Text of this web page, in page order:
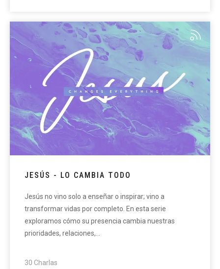
JESÚS - LO CAMBIA TODO
Jesús no vino solo a enseñar o inspirar; vino a
transformar vidas por completo. En esta serie
exploramos cómo su presencia cambia nuestras
prioridades, relaciones,…
30 Charlas